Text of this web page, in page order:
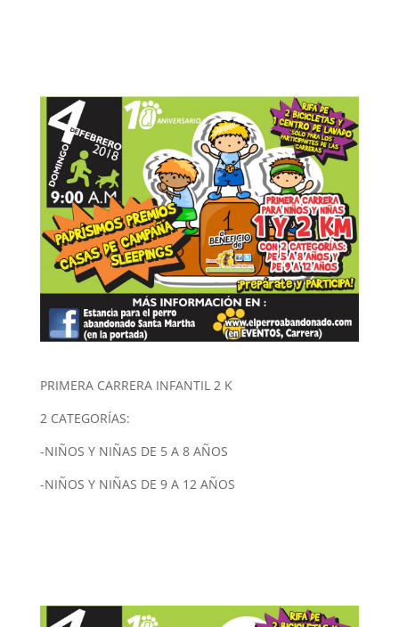
PRIMERA CARRERA INFANTIL 2 K
2 CATEGORÍAS:
-NIÑOS Y NIÑAS DE 5 A 8 AÑOS
-NIÑOS Y NIÑAS DE 9 A 12 AÑOS